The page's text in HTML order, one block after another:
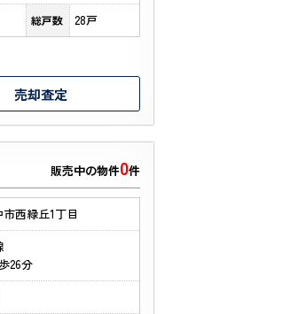
総戸数 28戸
売却査定
販売中の物件0件
西緑丘1丁目
26分